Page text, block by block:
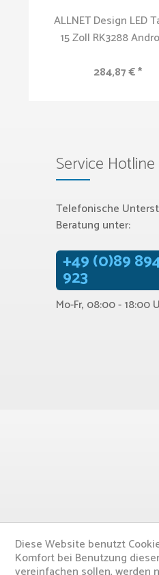
ALLNET Design LED
15 Zoll RK3288
284,87 € *
Service Hotline
Telefonische
Beratung unter:
+49 (0)89
923
Mo-Fr, 08:00 - 18:00
Diese Website benutzt
Komfort bei Benutzung